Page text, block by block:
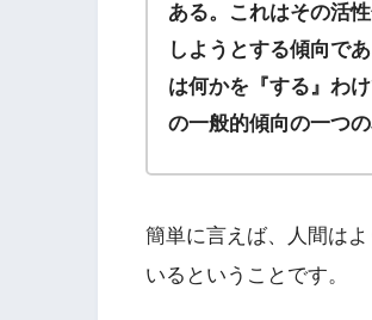
ある。これはその活
しようとする傾向で
は何かを『する』わ
の一般的傾向の一つの
簡単に言えば、人間は
いるということです。